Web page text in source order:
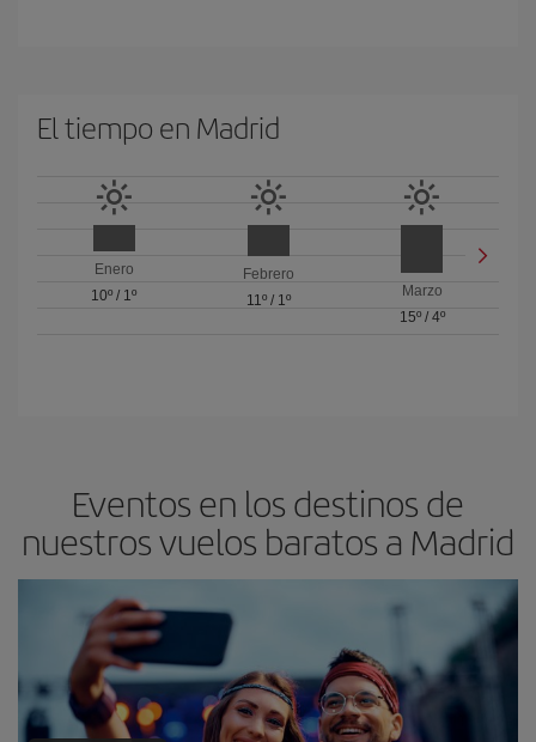
El tiempo en Madrid
Enero
10º / 1º
Febrero
11º/ 1º
Marzo
15º/ 4º
Eventos en los destinos de
nuestros vuelos baratos a Madrid